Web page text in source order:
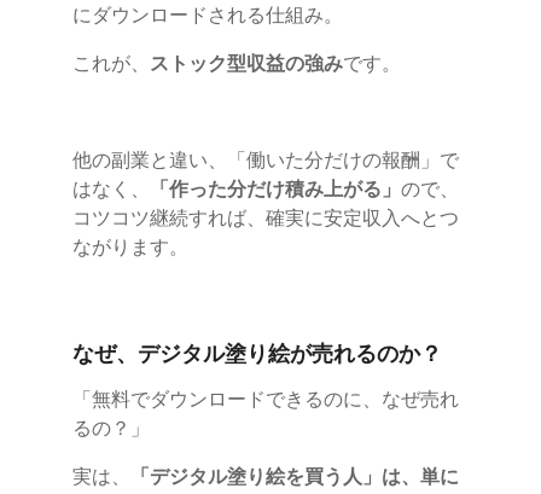
にダウンロードされる仕組み。
これが、 ストック型収益の強みです。
他の副業と違い、「働いた分だけの報酬」で
はなく、
「作った分だけ積み上がる」 ので、
コツコツ継続すれば、確実に安定収入へとつ
ながります。
なぜ、デジタル塗り絵が売れるのか？
「無料でダウンロードできるのに、なぜ売れ
るの？」
実は、
「デジタル塗り絵を買う人」は、単に